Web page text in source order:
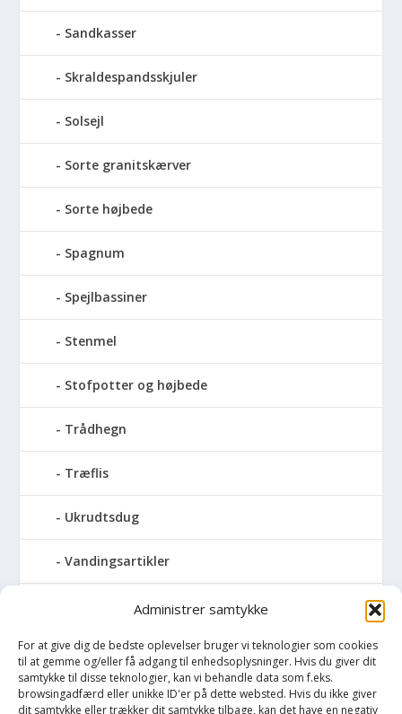
Administrer samtykke
For at give dig de bedste oplevelser bruger vi teknologier som cookies
til at gemme og/eller få adgang til enhedsoplysninger. Hvis du giver dit
samtykke til disse teknologier, kan vi behandle data som f.eks.
browsingadfærd eller unikke ID'er på dette websted. Hvis du ikke giver
dit samtykke eller trækker dit samtykke tilbage, kan det have en negativ
Sandkasser
Skraldespandsskjuler
Solsejl
Sorte granitskærver
Sorte højbede
Spagnum
Spejlbassiner
Stenmel
Stofpotter og højbede
Trådhegn
Træflis
Ukrudtsdug
Vandingsartikler
Vandslanger
Vildthegn
vækstdug